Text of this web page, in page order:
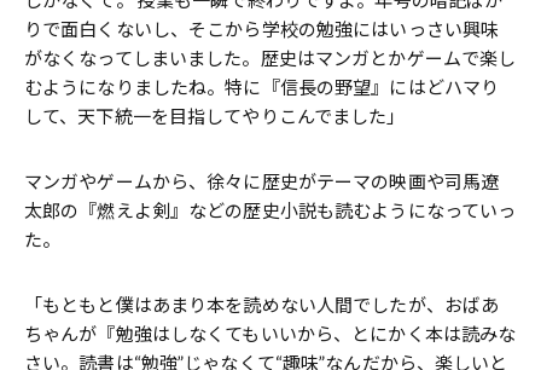
りで面白くないし、そこから学校の勉強にはいっさい興味
がなくなってしまいました。歴史はマンガとかゲームで楽し
むようになりましたね。特に『信長の野望』にはどハマり
して、天下統一を目指してやりこんでました」
マンガやゲームから、徐々に歴史がテーマの映画や司馬遼
太郎の『燃えよ剣』などの歴史小説も読むようになっていっ
た。
「もともと僕はあまり本を読めない人間でしたが、おばあ
ちゃんが『勉強はしなくてもいいから、とにかく本は読みな
さい。読書は“勉強”じゃなくて“趣味”なんだから、楽しいと